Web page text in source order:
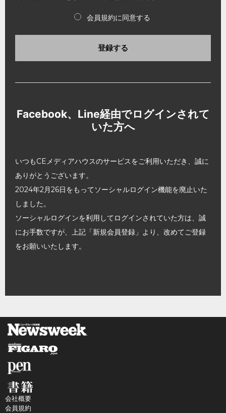
会員規約に同意する
登録する
Facebook、Line経由でログインされて
いた方へ
いつもCEメディアハウスのサービスをご利用いただき、誠に
ありがとうございます。
2024年2月26日をもってソーシャルログイン機能を廃止いた
しました。
ソーシャルログインを利用してログインされていた方は、誠
にお手数ですが、上記「新規会員登録」より、改めてご登録
をお願いいたします。
会社概要
会員規約